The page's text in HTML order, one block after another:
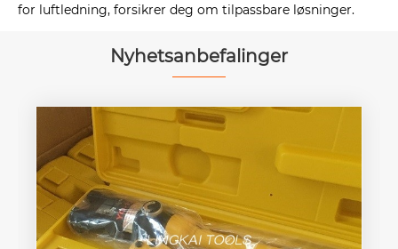
for luftledning, forsikrer deg om tilpassbare løsninger.
Nyhetsanbefalinger